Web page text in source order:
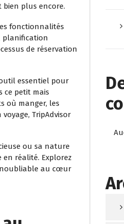
bien plus encore.
fonctionnalités
planification
de réservation
essentiel pour
ce petit mais
où manger, les
TripAdvisor
ou sa nature
réalité. Explorez
au cœur